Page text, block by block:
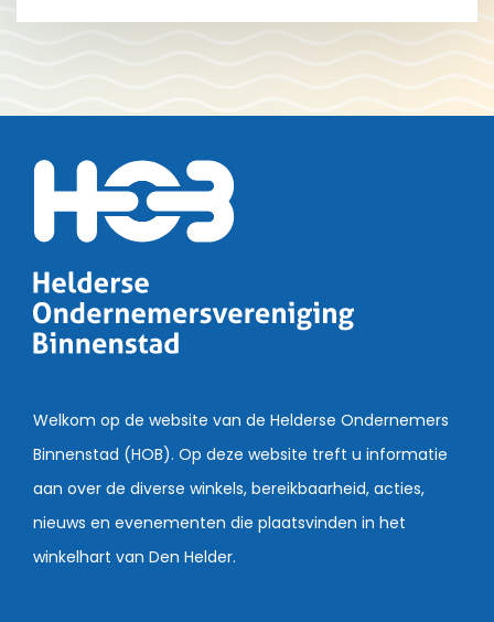
Welkom op de website van de Helderse Ondernemers
Binnenstad (HOB). Op deze website treft u informatie
aan over de diverse winkels, bereikbaarheid, acties,
nieuws en evenementen die plaatsvinden in het
winkelhart van Den Helder.